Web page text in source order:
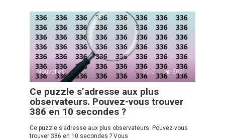
Nouvelles 0 302
Ce puzzle s’adresse aux plus
observateurs. Pouvez-vous trouver
386 en 10 secondes ?
Ce puzzle s’adresse aux plus observateurs. Pouvez-vous
trouver 386 en 10 secondes ? Vous